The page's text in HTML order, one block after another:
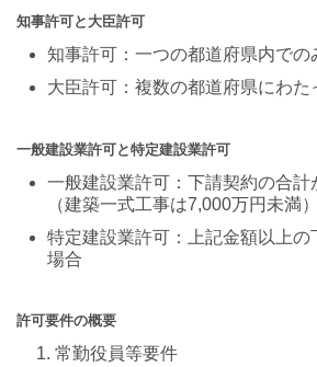
知事許可と大臣許可
知事許可：一つの都道府県内での
大臣許可：複数の都道府県にわた
一般建設業許可と特定建設業許可
一般建設業許可：下請契約の合計
（建築一式工事は7,000万円未満）
特定建設業許可：上記金額以上の
場合
許可要件の概要
常勤役員等要件